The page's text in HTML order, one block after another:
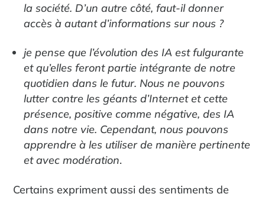
la société. D’un autre côté, faut-il donner
accès à autant d’informations sur nous ?
je pense que l’évolution des IA est fulgurante
et qu’elles feront partie intégrante de notre
quotidien dans le futur. Nous ne pouvons
lutter contre les géants d’Internet et cette
présence, positive comme négative, des IA
dans notre vie. Cependant, nous pouvons
apprendre à les utiliser de manière pertinente
et avec modération.
Certains expriment aussi des sentiments de